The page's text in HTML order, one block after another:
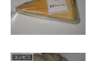
コンビニ